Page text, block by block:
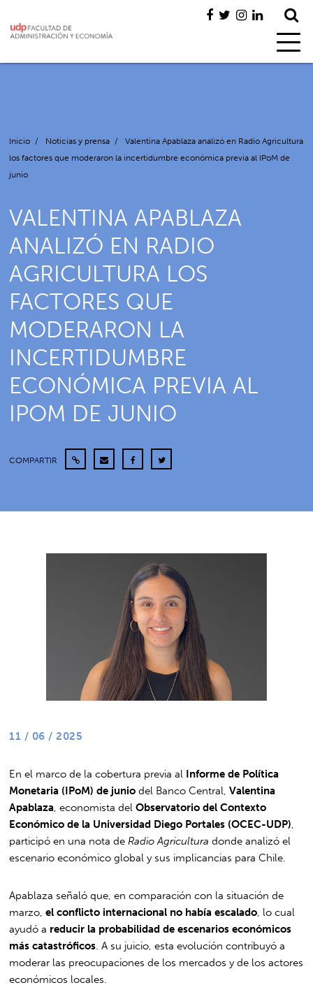
Inicio / Noticias y prensa /
Valentina Apablaza analizó en Radio Agricultura
los factores que moderaron la incertidumbre económica previa al IPoM de
junio
VALENTINA APABLAZA
ANALIZÓ EN RADIO
AGRICULTURA LOS
FACTORES QUE
MODERARON LA
INCERTIDUMBRE
ECONÓMICA PREVIA AL
IPOM DE JUNIO
COMPARTIR
11 / 06 / 2025
En el marco de la cobertura previa al Informe de Política
Monetaria (IPoM) de junio del Banco Central,Valentina
Apablaza , economista delObservatorio del Contexto
Económico de la Universidad Diego Portales (OCEC-UDP)
participó en una nota de Radio Agricultura donde analizó el
escenario económico global y sus implicancias para Chile.
Apablaza señaló que, en comparación con la situación de
marzo,el conflicto internacional no había escalado , lo cual
ayudó a reducir la probabilidad de escenarios económicos
más catastróficos . A su juicio, esta evolución contribuyó a
moderar las preocupaciones de los mercados y de los actores
económicos locales.